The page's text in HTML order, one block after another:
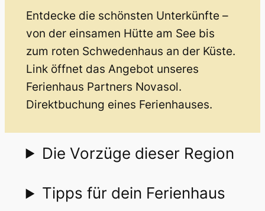
Entdecke die schönsten Unterkünfte –
von der einsamen Hütte am See bis
zum roten Schwedenhaus an der Küste.
Link öffnet das Angebot unseres
Ferienhaus Partners Novasol.
Direktbuchung eines Ferienhauses.
Die Vorzüge dieser Region
Tipps für dein Ferienhaus